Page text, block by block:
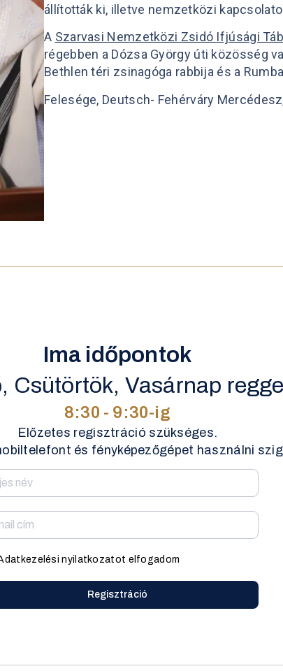
állították ki, illetve nemzetközi
A Szarvasi Nemzetközi Zsidó Ifjúsági
régebben a Dózsa György úti közösség
Bethlen téri zsinagóga rabbija és a
Felesége, Deutsch- Fehérváry
Ima időpontok
Csütörtök, Vasárnap reggel
8:30 - 9:30-ig
Előzetes regisztráció szükséges.
és fényképezőgépet használni
nyilatkozatot elfogadom
Regisztráció